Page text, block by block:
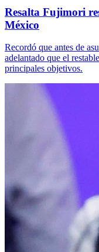
Resalta Fujimori
México
Recordó que antes de
adelantado que el
principales objetivos.